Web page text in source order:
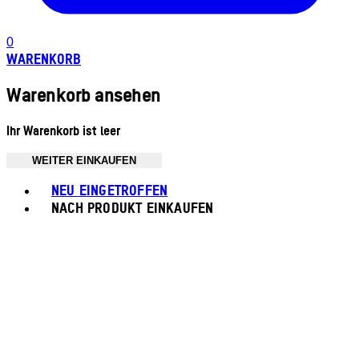
0
WARENKORB
Warenkorb ansehen
Ihr Warenkorb ist leer
WEITER EINKAUFEN
NEU EINGETROFFEN
NACH PRODUKT EINKAUFEN